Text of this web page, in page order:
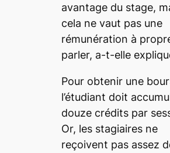
avantage du stage,
cela ne vaut pas une
rémunération à
parler, a-t-elle
Pour obtenir une
l’étudiant doit
douze crédits par
Or, les stagiaires ne
reçoivent pas assez